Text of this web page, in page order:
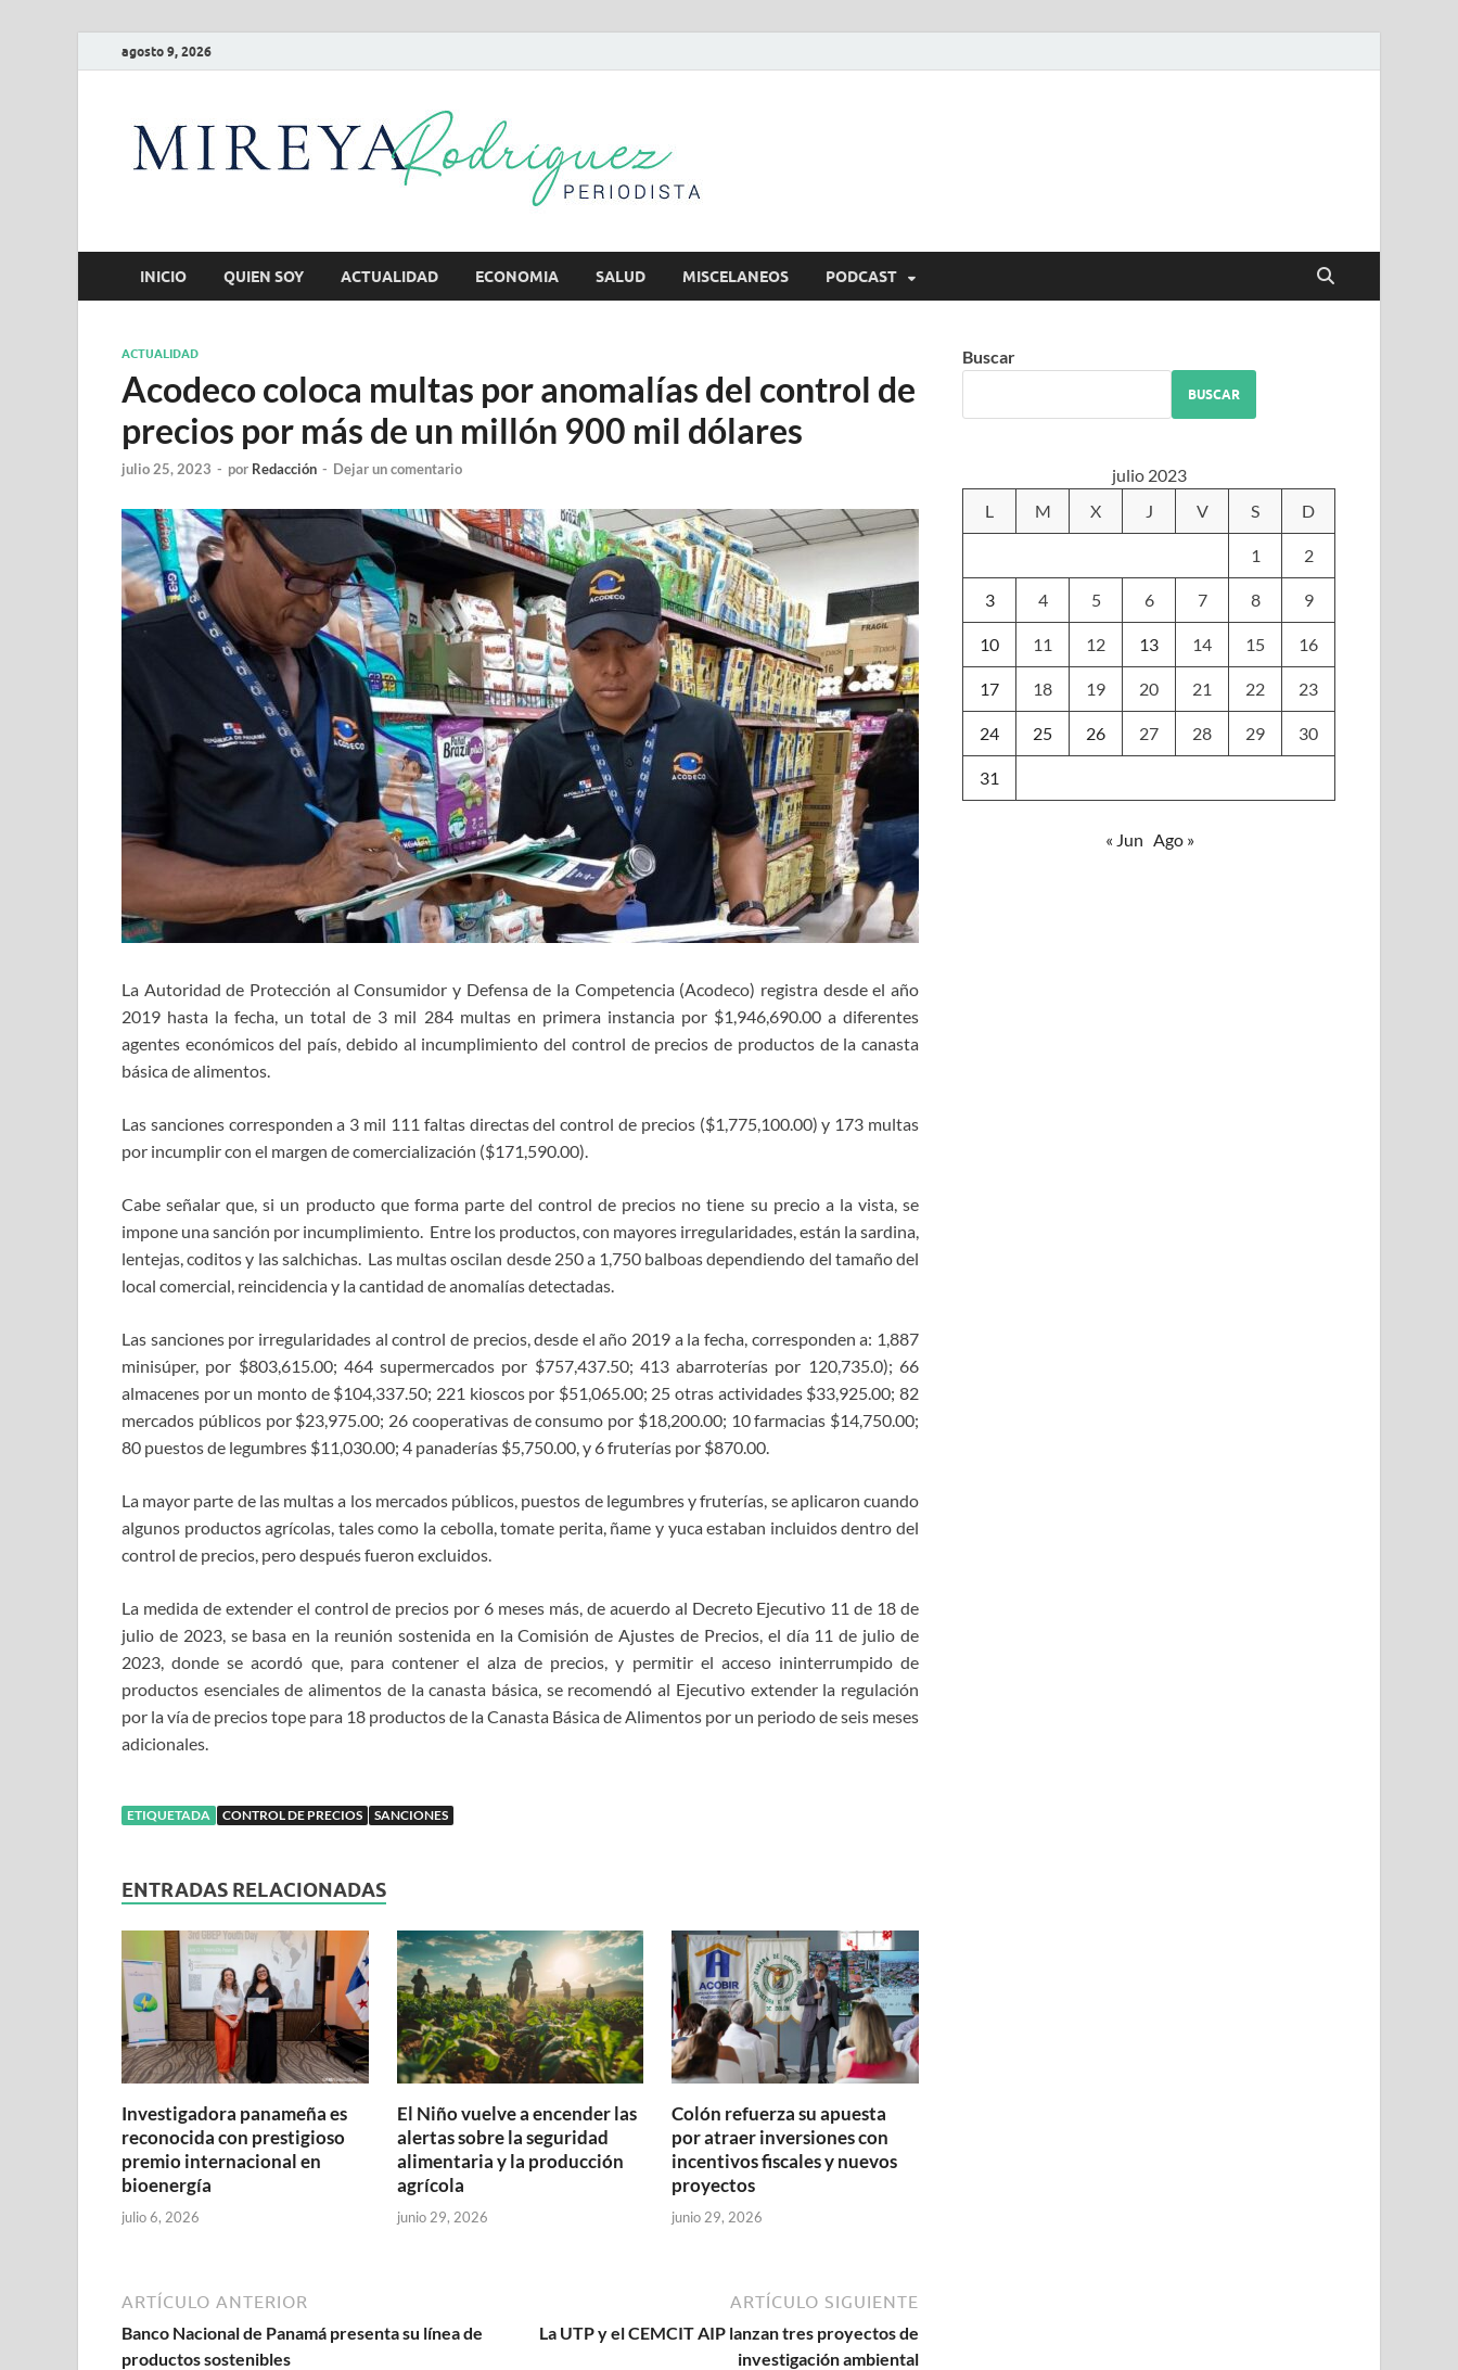
agosto 9, 2026
INICIO QUIEN SOY ACTUALIDAD ECONOMIA SALUD MISCELANEOS PODCAST
ACTUALIDAD
Acodeco coloca multas por anomalías del control de
precios por más de un millón 900 mil dólares
julio 25, 2023 - por Redacción - Dejar un comentario
La Autoridad de Protección al Consumidor y Defensa de la Competencia (Acodeco) registra desde el año
2019 hasta la fecha, un total de 3 mil 284 multas en primera instancia por $1,946,690.00 a diferentes
agentes económicos del país, debido al incumplimiento del control de precios de productos de la canasta
básica de alimentos.
Las sanciones corresponden a 3 mil 111 faltas directas del control de precios ($1,775,100.00) y 173 multas
por incumplir con el margen de comercialización ($171,590.00).
Cabe señalar que, si un producto que forma parte del control de precios no tiene su precio a la vista, se
impone una sanción por incumplimiento. Entre los productos, con mayores irregularidades, están la sardina,
lentejas, coditos y las salchichas. Las multas oscilan desde 250 a 1,750 balboas dependiendo del tamaño del
local comercial, reincidencia y la cantidad de anomalías detectadas.
Las sanciones por irregularidades al control de precios, desde el año 2019 a la fecha, corresponden a: 1,887
minisúper, por $803,615.00; 464 supermercados por $757,437.50; 413 abarroterías por 120,735.0); 66
almacenes por un monto de $104,337.50; 221 kioscos por $51,065.00; 25 otras actividades $33,925.00; 82
mercados públicos por $23,975.00; 26 cooperativas de consumo por $18,200.00; 10 farmacias $14,750.00;
80 puestos de legumbres $11,030.00; 4 panaderías $5,750.00, y 6 fruterías por $870.00.
La mayor parte de las multas a los mercados públicos, puestos de legumbres y fruterías, se aplicaron cuando
algunos productos agrícolas, tales como la cebolla, tomate perita, ñame y yuca estaban incluidos dentro del
control de precios, pero después fueron excluidos.
La medida de extender el control de precios por 6 meses más, de acuerdo al Decreto Ejecutivo 11 de 18 de
julio de 2023, se basa en la reunión sostenida en la Comisión de Ajustes de Precios, el día 11 de julio de
2023, donde se acordó que, para contener el alza de precios, y permitir el acceso ininterrumpido de
productos esenciales de alimentos de la canasta básica, se recomendó al Ejecutivo extender la regulación
por la vía de precios tope para 18 productos de la Canasta Básica de Alimentos por un periodo de seis meses
adicionales.
ETIQUETADA CONTROL DE PRECIOS SANCIONES
ENTRADAS RELACIONADAS
Investigadora panameña es
reconocida con prestigioso
premio internacional en
bioenergía
julio 6, 2026
El Niño vuelve a encender las
alertas sobre la seguridad
alimentaria y la producción
agrícola
junio 29, 2026
Colón refuerza su apuesta
por atraer inversiones con
incentivos fiscales y nuevos
proyectos
junio 29, 2026
ARTÍCULO ANTERIOR
Banco Nacional de Panamá presenta su línea de
productos sostenibles
ARTÍCULO SIGUIENTE
La UTP y el CEMCIT AIP lanzan tres proyectos de
investigación ambiental
Buscar
BUSCAR
julio 2023
L
M X J V S D
1 2
3 4 5 6 7 8 9
10 11 12 13 14 15 16
17 18 19 20 21 22 23
24 25 26 27 28 29 30
31
« Jun Ago »